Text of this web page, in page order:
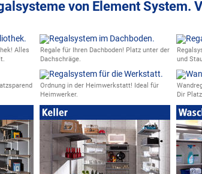
von Element System.
Alles
Regale für Ihren Dachboden! Platz unter der
Dachschräge.
und
Ordnung in der Heimwerkstatt! Ideal für
Heimwerker.
Dir